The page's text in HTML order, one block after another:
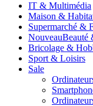
IT & Multimédia
Maison &
Supermarché &
NouveauBeauté
Bricolage &
Sport & Loisirs
Sale